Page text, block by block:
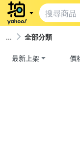
全部分類
最新上架 價